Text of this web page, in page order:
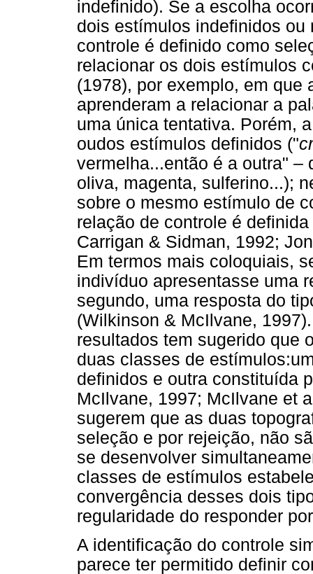
indefinido). Se a escolha
dois estímulos indefinidos ou
controle é definido como
relacionar os dois estímulos
(1978), por exemplo, em que
aprenderam a relacionar a
uma única tentativa. Porém,
oudos estímulos definidos ("
vermelha...então é a outra" –
oliva, magenta, sulferino...);
sobre o mesmo estímulo de
relação de controle é
Carrigan & Sidman, 1992;
Em termos mais coloquiais,
indivíduo apresentasse uma
segundo, uma resposta do
(Wilkinson & McIlvane,
resultados tem sugerido que
duas classes de
definidos e outra constituída
McIlvane, 1997; McIlvane et
sugerem que as duas
seleção e por rejeição, não
se desenvolver
classes de estímulos
convergência desses dois
regularidade do responder
A identificação do controle
parece ter permitido definir